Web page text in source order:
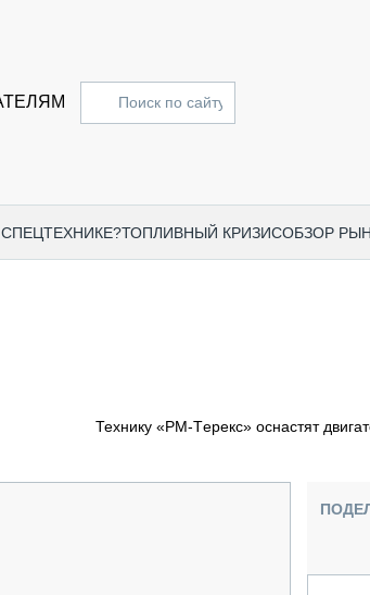
ТОПЛИВНЫЙ КРИЗИСОБЗОР
ПОДЪЁМНАЯ ТЕХНИКА
ПАССАЖИРСКИЙ ТРАНСПОРТ
Технику «РМ-Tерекс» оснастят